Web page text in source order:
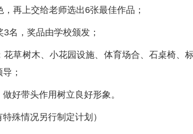
再上交给老师选出6张最佳作品；
名，奖品由学校颁发；
草树木、小花园设施、体育场合、石桌椅、
；
好带头作用树立良好形象。
殊情况另行制定计划）